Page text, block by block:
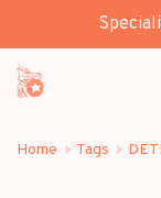
Home Tags